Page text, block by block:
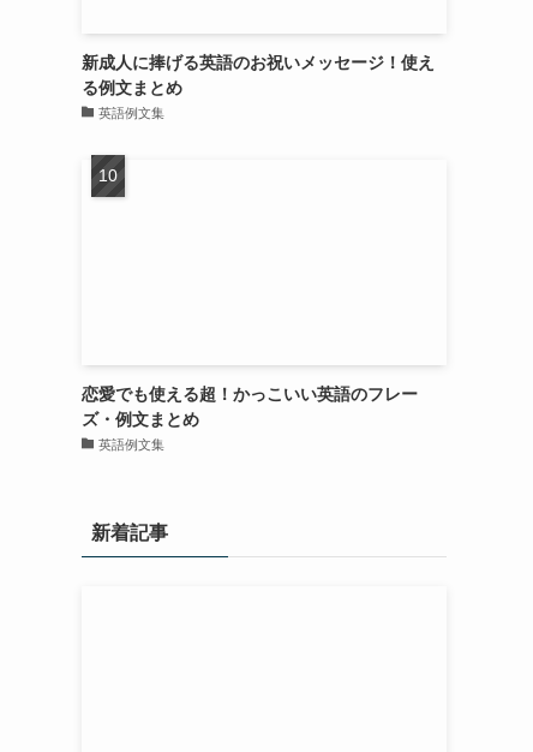
新成人に捧げる英語のお祝いメッセージ！使え
る例文まとめ
英語例文集
恋愛でも使える超！かっこいい英語のフレー
ズ・例文まとめ
英語例文集
新着記事